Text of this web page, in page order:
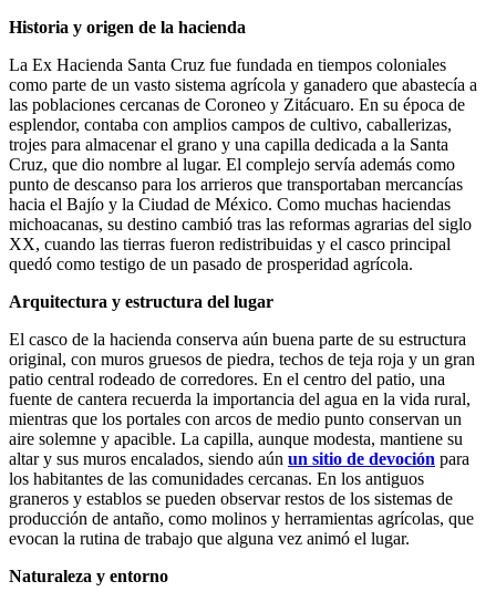
Historia y origen de la hacienda
La Ex Hacienda Santa Cruz fue fundada en tiempos coloniales
como parte de un vasto sistema agrícola y ganadero que abastecía a
las poblaciones cercanas de Coroneo y Zitácuaro. En su época de
esplendor, contaba con amplios campos de cultivo, caballerizas,
trojes para almacenar el grano y una capilla dedicada a la Santa
Cruz, que dio nombre al lugar. El complejo servía además como
punto de descanso para los arrieros que transportaban mercancías
hacia el Bajío y la Ciudad de México. Como muchas haciendas
michoacanas, su destino cambió tras las reformas agrarias del siglo
XX, cuando las tierras fueron redistribuidas y el casco principal
quedó como testigo de un pasado de prosperidad agrícola.
Arquitectura y estructura del lugar
El casco de la hacienda conserva aún buena parte de su estructura
original, con muros gruesos de piedra, techos de teja roja y un gran
patio central rodeado de corredores. En el centro del patio, una
fuente de cantera recuerda la importancia del agua en la vida rural,
mientras que los portales con arcos de medio punto conservan un
aire solemne y apacible. La capilla, aunque modesta, mantiene su
altar y sus muros encalados, siendo aún un sitio de devoción para
los habitantes de las comunidades cercanas. En los antiguos
graneros y establos se pueden observar restos de los sistemas de
producción de antaño, como molinos y herramientas agrícolas, que
evocan la rutina de trabajo que alguna vez animó el lugar.
Naturaleza y entorno